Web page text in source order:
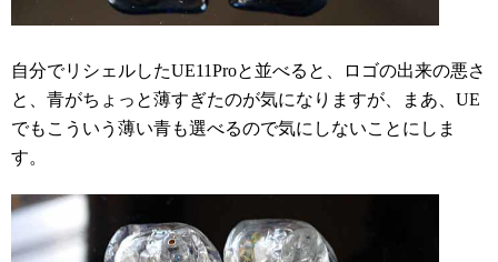
自分でリシェルしたUE11Proと並べると、ロゴの出来の悪さ
と、青がちょっと薄すぎたのが気になりますが、まあ、UE
でもこういう薄い青も選べるので気にしないことにしま
す。